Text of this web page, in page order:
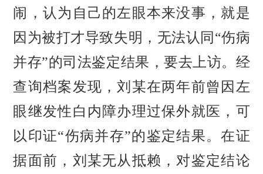
闹，认为自己的左眼本来没事，就是
因为被打才导致失明，无法认同“伤病
并存”的司法鉴定结果，要去上访。经
查询档案发现，刘某在两年前曾因左
眼继发性白内障办理过保外就医，可
以印证“伤病并存”的鉴定结果。在证
据面前，刘某无从抵赖，对鉴定结论